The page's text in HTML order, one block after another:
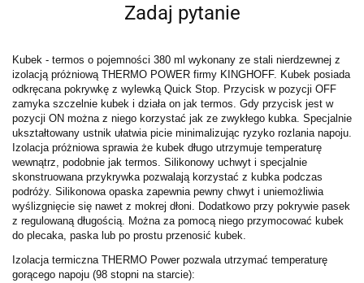
Zadaj pytanie
Kubek - termos o pojemności 380 ml wykonany ze stali nierdzewnej z
izolacją próżniową THERMO POWER firmy KINGHOFF. Kubek posiada
odkręcana pokrywkę z wylewką Quick Stop. Przycisk w pozycji OFF
zamyka szczelnie kubek i działa on jak termos. Gdy przycisk jest w
pozycji ON można z niego korzystać jak ze zwykłego kubka. Specjalnie
ukształtowany ustnik ułatwia picie minimalizując ryzyko rozlania napoju.
Izolacja próżniowa sprawia że kubek długo utrzymuje temperaturę
wewnątrz, podobnie jak termos. Silikonowy uchwyt i specjalnie
skonstruowana przykrywka pozwalają korzystać z kubka podczas
podróży. Silikonowa opaska zapewnia pewny chwyt i uniemożliwia
wyślizgnięcie się nawet z mokrej dłoni. Dodatkowo przy pokrywie pasek
z regulowaną długością. Można za pomocą niego przymocować kubek
do plecaka, paska lub po prostu przenosić kubek.
Izolacja termiczna THERMO Power pozwala utrzymać temperaturę
gorącego napoju (98 stopni na starcie):